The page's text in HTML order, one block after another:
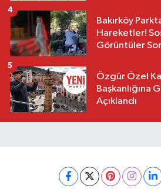
Bakırköy
Hareketler!
Görüntüler
4
Özgür Özel
Başkanlığına
Açıklandı
5